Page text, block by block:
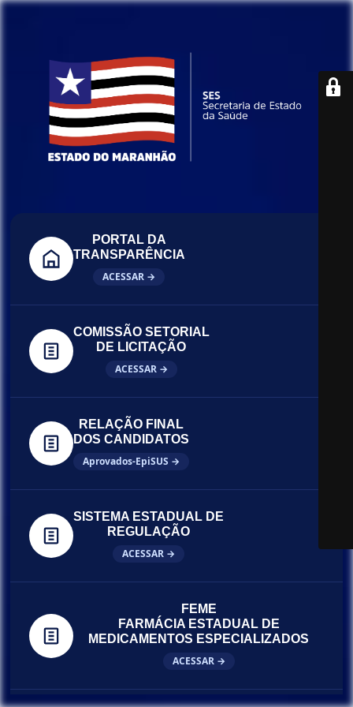
PORTAL DA
TRANSPARÊNCIA
ACESSAR →
COMISSÃO SETORIAL
DE LICITAÇÃO
ACESSAR →
RELAÇÃO FINAL
DOS CANDIDATOS
Aprovados-EpiSUS →
SISTEMA ESTADUAL DE
REGULAÇÃO
ACESSAR →
FEME
FARMÁCIA ESTADUAL DE
MEDICAMENTOS ESPECIALIZADOS
ACESSAR →